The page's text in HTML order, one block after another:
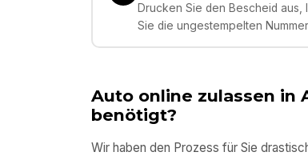
Drucken Sie den Bescheid
Sie die ungestempelten
Auto online zulassen in
benötigt?
Wir haben den Prozess für Sie